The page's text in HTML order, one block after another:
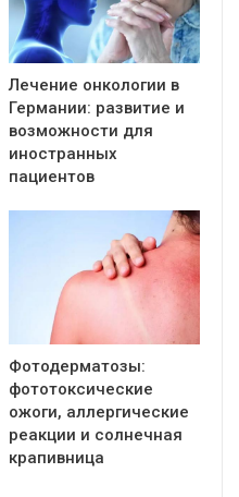
Лечение онкологии в
Германии: развитие и
возможности для
иностранных
пациентов
Фотодерматозы:
фототоксические
ожоги, аллергические
реакции и солнечная
крапивница